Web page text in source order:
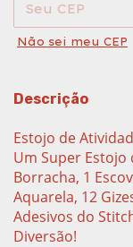
Não sei meu CEP
Descrição
Estojo de
Um Super Estojo
Borracha, 1
Aquarela, 12
Adesivos do
Diversão!